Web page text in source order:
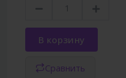
В корзину
Сравнить